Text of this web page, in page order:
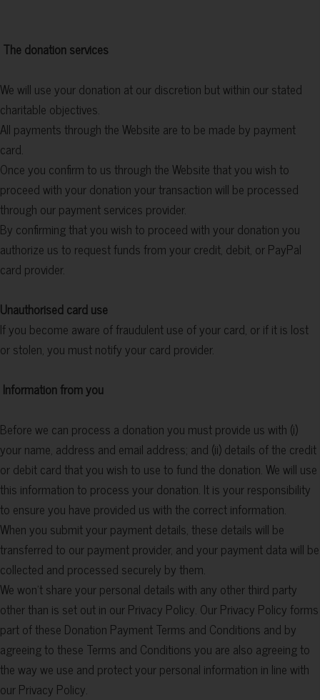
The donation services
We will use your donation at our discretion but within our stated
charitable objectives.
All payments through the Website are to be made by payment
card.
Once you confirm to us through the Website that you wish to
proceed with your donation your transaction will be processed
through our payment services provider.
By confirming that you wish to proceed with your donation you
authorize us to request funds from your credit, debit, or PayPal
card provider.
Unauthorised card use
If you become aware of fraudulent use of your card, or if it is lost
or stolen, you must notify your card provider.
Information from you
Before we can process a donation you must provide us with (i)
your name, address and email address; and (ii) details of the credit
or debit card that you wish to use to fund the donation. We will use
this information to process your donation. It is your responsibility
to ensure you have provided us with the correct information.
When you submit your payment details, these details will be
transferred to our payment provider, and your payment data will be
collected and processed securely by them.
We won’t share your personal details with any other third party
other than is set out in our Privacy Policy. Our Privacy Policy forms
part of these Donation Payment Terms and Conditions and by
agreeing to these Terms and Conditions you are also agreeing to
the way we use and protect your personal information in line with
our Privacy Policy.